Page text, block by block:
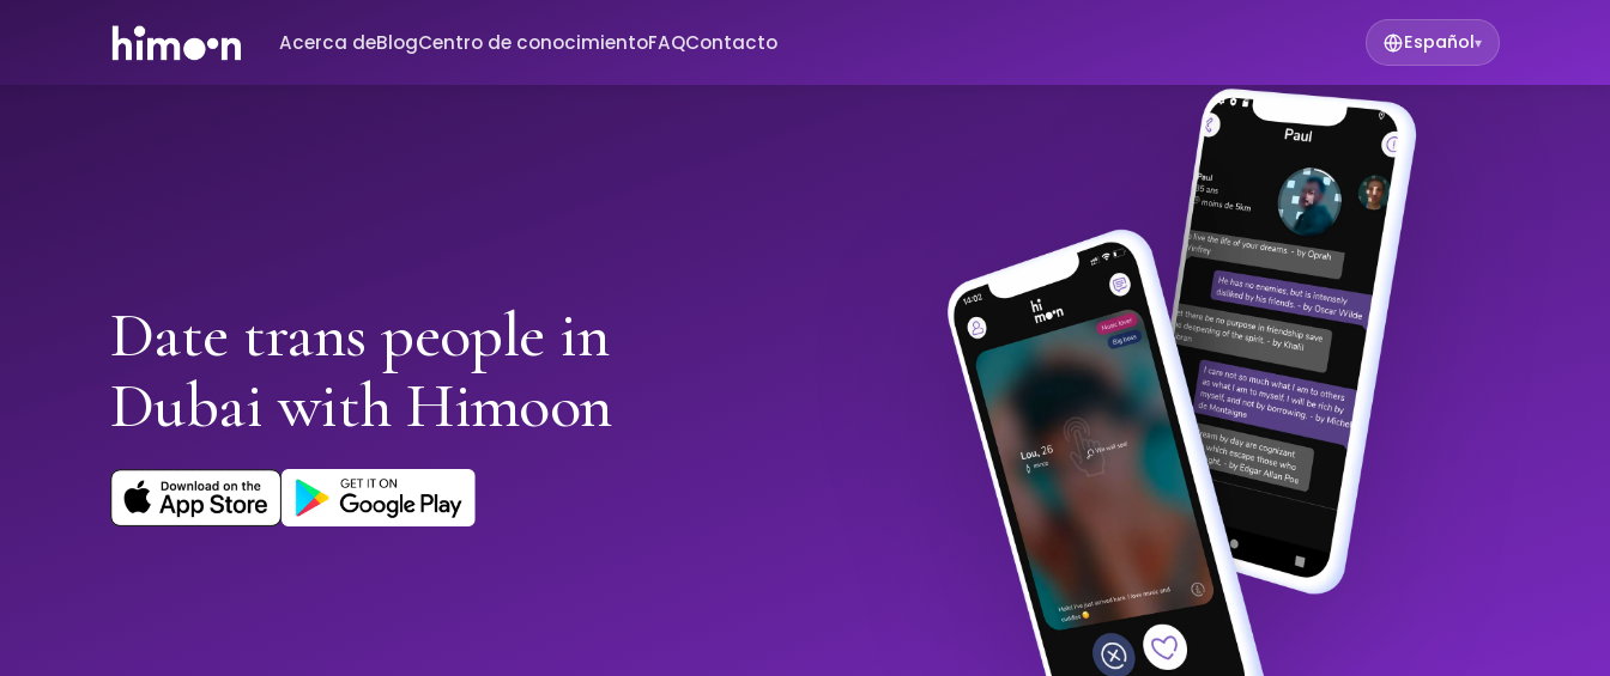
Acerca deBlogCentro de conocimientoFAQContacto Español▾
Date trans people in
Dubai with Himoon